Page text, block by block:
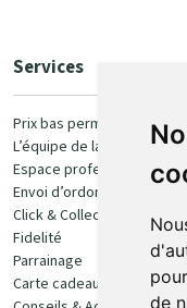
de
Services
Prix bas permanent
L’équipe de la pharmacie
Espace professionnel
Envoi d’ordonnance
Click & Collect
Fidelité
Parrainage
Carte cadeau